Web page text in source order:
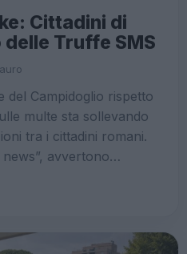
Cittadini di
delle Truffe SMS
del Campidoglio rispetto
multe sta sollevando
tra i cittadini romani.
avvertono…